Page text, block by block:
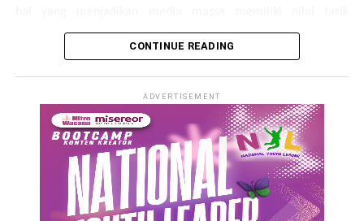
tersendiri terlebih jika dihubungkan dengan keberadaan
sebagai simbol untuk menciptakan citra produk tertentu atau
paling tidak berfungsi sebagai latar dekoratif suatu produk.
Media massa dan perempuan merupakan dua hal yang sulit
dipisahkan. Terutama dalam bisnis media televisi. Banyaknya
stasiun televisi yang berlomba-lomba dalam menyajikan
sebuah program agar diminati oleh masyarakat membuat
CONTINUE READING
ADVERTISEMENT